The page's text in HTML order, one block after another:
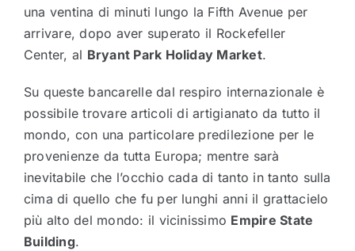
una ventina di minuti lungo la Fifth Avenue per
arrivare, dopo aver superato il Rockefeller
Center, al Bryant Park Holiday Market.
Su queste bancarelle dal respiro internazionale è
possibile trovare articoli di artigianato da tutto il
mondo, con una particolare predilezione per le
provenienze da tutta Europa; mentre sarà
inevitabile che l’occhio cada di tanto in tanto sulla
cima di quello che fu per lunghi anni il grattacielo
più alto del mondo: il vicinissimo Empire State
Building.